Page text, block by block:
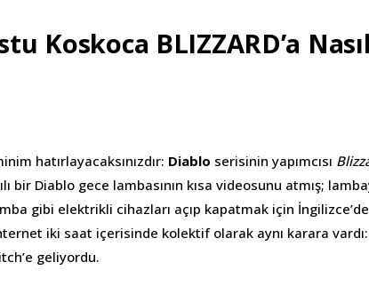
Koskoca BLIZZARD’a Nasıl
hatırlayacaksınızdır: Diablo serisinin yapımcısı
bir Diablo gece lambasının kısa videosunu atmış;
gibi elektrikli cihazları açıp kapatmak için İngilizce’de
iki saat içerisinde kolektif olarak aynı karara
geliyordu.